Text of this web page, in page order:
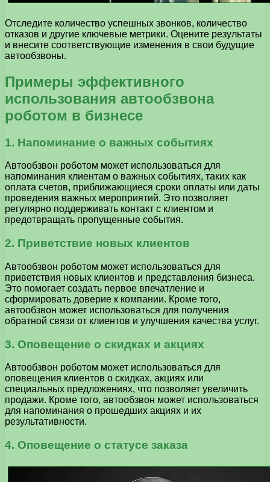
Отследите количество успешных звонков, количество
отказов и другие ключевые метрики. Оцените результаты
и внесите соответствующие изменения в свои будущие
автообзвоны.
Примеры эффективного
использования автообзвона
роботом в бизнесе
1. Напоминание о важных событиях
Автообзвон роботом может использоваться для
напоминания клиентам о важных событиях, таких как
оплата счетов, приближающиеся сроки оплаты или даты
проведения важных мероприятий. Это позволяет
регулярно поддерживать контакт с клиентом и
предотвращать пропущенные события.
2. Приветствие новых клиентов
Автообзвон роботом может использоваться для
приветствия новых клиентов и представления бизнеса.
Это помогает создать первое впечатление и
сформировать доверие к компании. Кроме того,
автообзвон может использоваться для получения
обратной связи от клиентов и улучшения качества услуг.
3. Оповещение о скидках и акциях
Автообзвон роботом может использоваться для
оповещения клиентов о скидках, акциях или
специальных предложениях, что позволяет увеличить
продажи. Кроме того, автообзвон может использоваться
для напоминания о прошедших акциях и их
результативности.
4. Оповещение о статусе заказа